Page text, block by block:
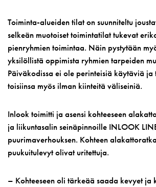
Toiminta-alueiden tilat on suunniteltu
selkeän muotoiset toimintatilat tukevat
pienryhmien toimintaa. Näin pystytään
yksilöllistä oppimista ryhmien tarpeiden
Päiväkodissa ei ole perinteisiä käytäviä
toisiinsa myös ilman kiinteitä väliseiniä.
Inlook toimitti ja asensi kohteeseen
ja liikuntasalin seinäpinnoille INLOOK
puurimaverhouksen. Kohteen
puukuitulevyt olivat uritettuja.
– Kohteeseen oli tärkeää saada kevyet ja